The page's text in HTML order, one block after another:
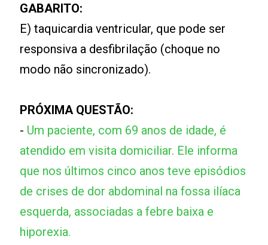
GABARITO:
E) taquicardia ventricular, que pode ser
responsiva a desfibrilação (choque no
modo não sincronizado).
PRÓXIMA QUESTÃO:
- Um paciente, com 69 anos de idade, é
atendido em visita domiciliar. Ele informa
que nos últimos cinco anos teve episódios
de crises de dor abdominal na fossa ilíaca
esquerda, associadas a febre baixa e
hiporexia.